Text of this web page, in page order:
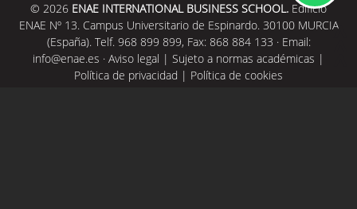
© 2026 ENAE INTERNATIONAL BUSINESS SCHOOL. Edificio
ENAE Nº 13. Campus Universitario de Espinardo. 30100 MURCIA
(España). Telf. 968 899 899, Fax: 868 884 133 · Email:
info@enae.es · Aviso legal | Sujeto a normas académicas |
Política de privacidad | Política de cookies